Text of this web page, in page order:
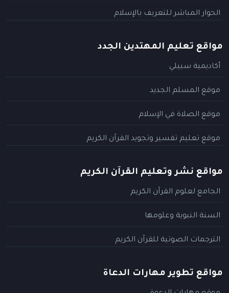
الحوار المباشر للتعريف بالإسلام
مواقع تعليم المهتدين الجدد
أكاديمية سبيلي
موقع المسلم الجديد
موقع الصلاة في الإسلام
موقع تعليم تفسير وتجويد القرآن الكريم
مواقع نشر وتعليم القرآن الكريم
الجامع لعلوم القرآن الكريم
السنة النبوية وعلومها
الترجمات الصوتية للقرآن الكريم
مواقع تطوير مهارات الدعاة